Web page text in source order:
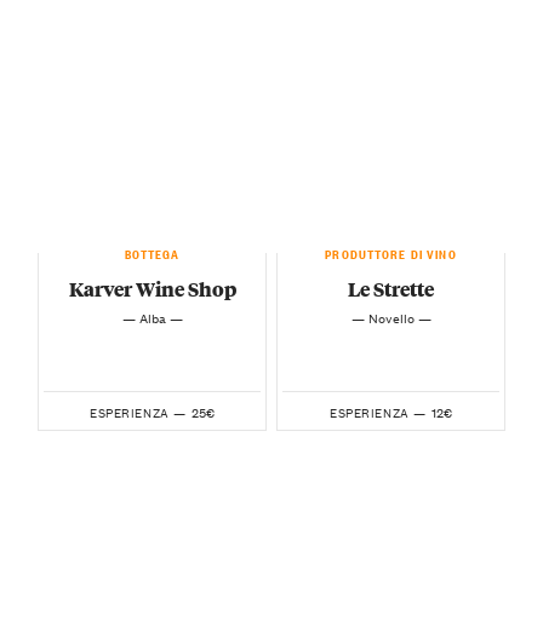
BOTTEGA
Karver Wine Shop
— Alba —
ESPERIENZA — 25€
PRODUTTORE DI VINO
Le Strette
— Novello —
ESPERIENZA — 12€